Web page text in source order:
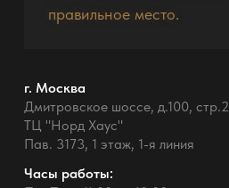
правильное место.
г. Москва
Дмитровское шоссе, д.100, стр.2
ТЦ "Норд Хаус"
Пав. 3173, 1 этаж, 1-я линия
Часы работы: